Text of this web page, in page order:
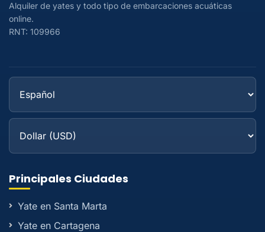
Alquiler de yates y todo tipo de embarcaciones acuáticas
online.
RNT: 109966
Principales Ciudades
Yate en Santa Marta
Yate en Cartagena